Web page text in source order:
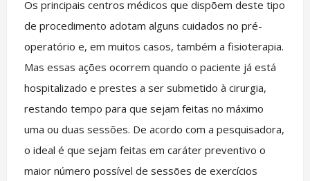
Os principais centros médicos que dispõem deste tipo
de procedimento adotam alguns cuidados no pré-
operatório e, em muitos casos, também a fisioterapia.
Mas essas ações ocorrem quando o paciente já está
hospitalizado e prestes a ser submetido à cirurgia,
restando tempo para que sejam feitas no máximo
uma ou duas sessões. De acordo com a pesquisadora,
o ideal é que sejam feitas em caráter preventivo o
maior número possível de sessões de exercícios